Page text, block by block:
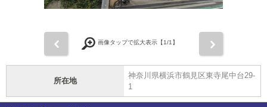
画像タップで拡大表示【1/1】
所在地
神奈川県横浜市鶴見区東寺尾中台29-
1